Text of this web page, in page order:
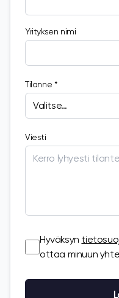
Yrityksen nimi
Tilanne *
Viesti
Hyväksyn
ottaa minuun